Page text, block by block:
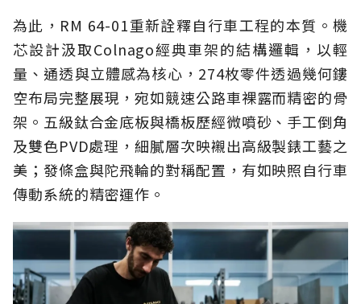
為此，RM 64-01重新詮釋自行車工程的本質。機
芯設計汲取Colnago經典車架的結構邏輯，以輕
量、通透與立體感為核心，274枚零件透過幾何鏤
空布局完整展現，宛如競速公路車裸露而精密的骨
架。五級鈦合金底板與橋板歷經微噴砂、手工倒角
及雙色PVD處理，細膩層次映襯出高級製錶工藝之
美；發條盒與陀飛輪的對稱配置，有如映照自行車
傳動系統的精密運作。